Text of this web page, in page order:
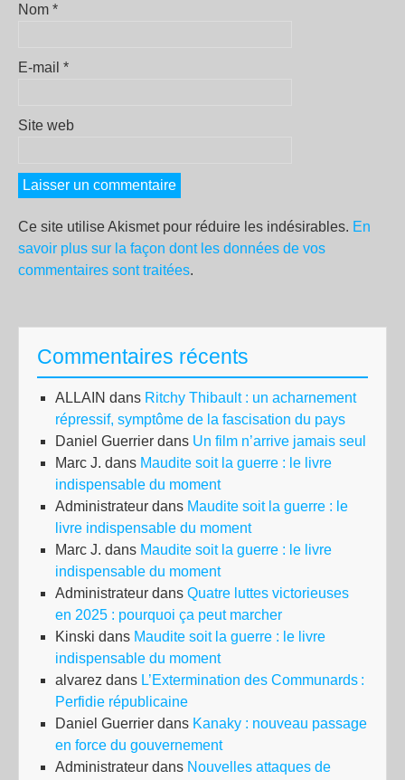
Nom *
E-mail *
Site web
Ce site utilise Akismet pour réduire les indésirables. En
savoir plus sur la façon dont les données de vos
commentaires sont traitées.
Commentaires récents
ALLAIN dans Ritchy Thibault : un acharnement
répressif, symptôme de la fascisation du pays
Daniel Guerrier dans Un film n’arrive jamais seul
Marc J. dans Maudite soit la guerre : le livre
indispensable du moment
Administrateur dans Maudite soit la guerre : le
livre indispensable du moment
Marc J. dans Maudite soit la guerre : le livre
indispensable du moment
Administrateur dans Quatre luttes victorieuses
en 2025 : pourquoi ça peut marcher
Kinski dans Maudite soit la guerre : le livre
indispensable du moment
alvarez dans L’Extermination des Communards :
Perfidie républicaine
Daniel Guerrier dans Kanaky : nouveau passage
en force du gouvernement
Administrateur dans Nouvelles attaques de